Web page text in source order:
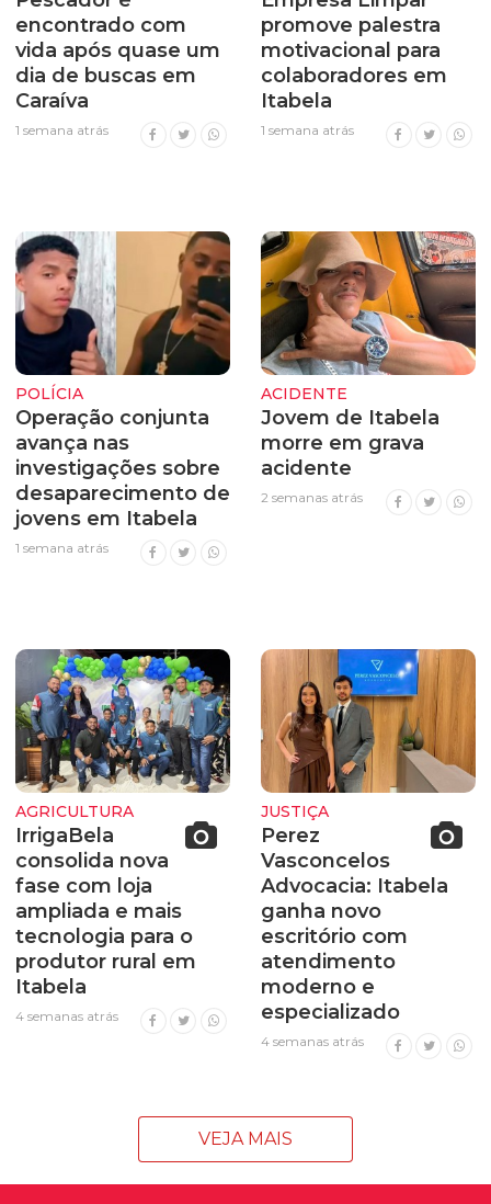
encontrado com
vida após quase um
dia de buscas em
Caraíva
1 semana atrás
promove palestra
motivacional para
colaboradores em
Itabela
1 semana atrás
POLÍCIA
Operação conjunta
avança nas
investigações sobre
desaparecimento de
jovens em Itabela
1 semana atrás
ACIDENTE
Jovem de Itabela
morre em grava
acidente
2 semanas atrás
AGRICULTURA
IrrigaBela
consolida nova
fase com loja
ampliada e mais
tecnologia para o
produtor rural em
Itabela
4 semanas atrás
JUSTIÇA
Perez
Vasconcelos
Advocacia: Itabela
ganha novo
escritório com
atendimento
moderno e
especializado
4 semanas atrás
VEJA MAIS